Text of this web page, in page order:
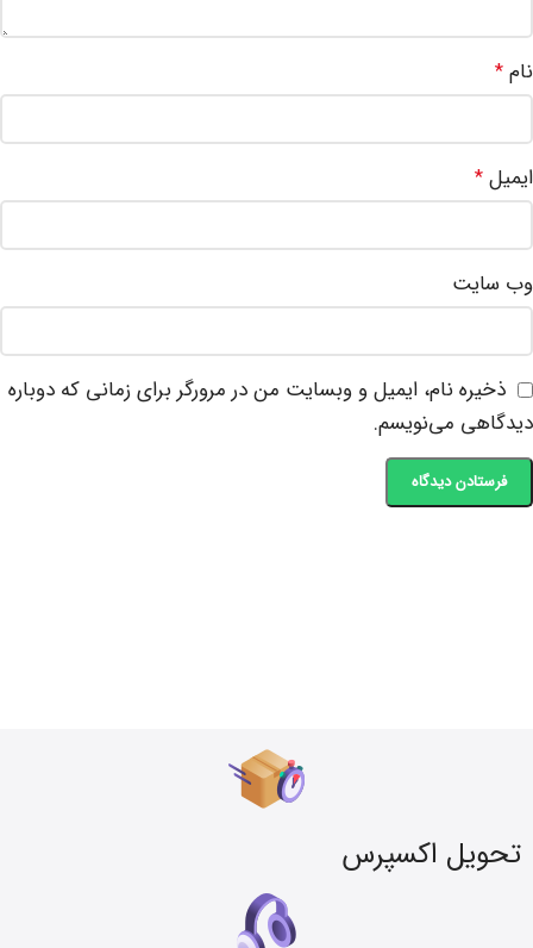
نام *
ایمیل *
وب‌ سایت
ذخیره نام، ایمیل و وبسایت من در مرورگر برای زمانی که دوباره
دیدگاهی می‌نویسم.
تحویل اکسپرس